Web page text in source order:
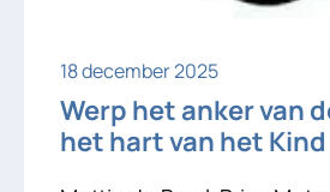
18 december 2025
Werp het anker van
het hart van het Kind